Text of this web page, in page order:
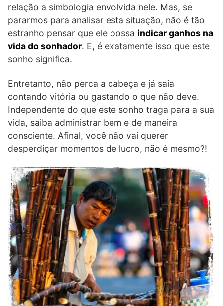
relação a simbologia envolvida nele. Mas, se
pararmos para analisar esta situação, não é tão
estranho pensar que ele possa indicar ganhos na
vida do sonhador. E, é exatamente isso que este
sonho significa.
Entretanto, não perca a cabeça e já saia
contando vitória ou gastando o que não deve.
Independente do que este sonho traga para a sua
vida, saiba administrar bem e de maneira
consciente. Afinal, você não vai querer
desperdiçar momentos de lucro, não é mesmo?!